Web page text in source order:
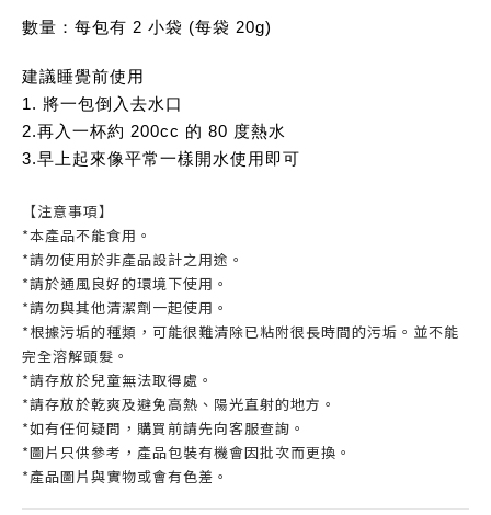
數量：每包有 2 小袋 (每袋 20g)
建議睡覺前使用
1. 將一包倒入去水口
2.再入一杯約 200cc 的 80 度熱水
3.早上起來像平常一樣開水使用即可
【注意事項】
*本產品不能食用。
*請勿使用於非產品設計之用途。
*請於通風良好的環境下使用。
*請勿與其他清潔劑一起使用。
*根據污垢的種類，可能很難清除已粘附很長時間的污垢。並不能
完全溶解頭髮。
*請存放於兒童無法取得處。
*請存放於乾爽及避免高熱、陽光直射的地方。
*如有任何疑問，購買前請先向客服查詢。
*圖片只供參考，產品包裝有機會因批次而更換。
*產品圖片與實物或會有色差。